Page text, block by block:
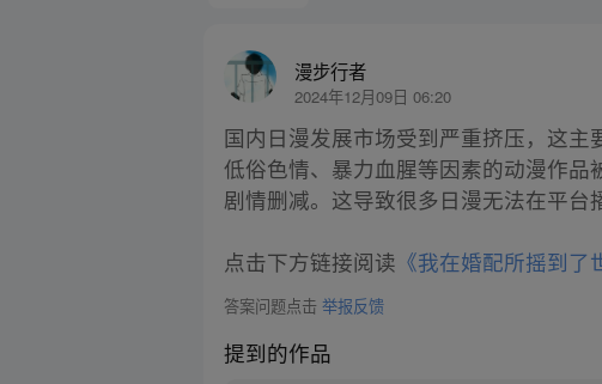
漫步行者
2024年12月09日 06:20
国内日漫发展市场受到严重挤压，这
低俗色情、暴力血腥等因素的动漫作品
剧情删减。这导致很多日漫无法在平台
点击下方链接阅读 《我在婚配所摇到了
答案问题点击举报反馈
提到的作品